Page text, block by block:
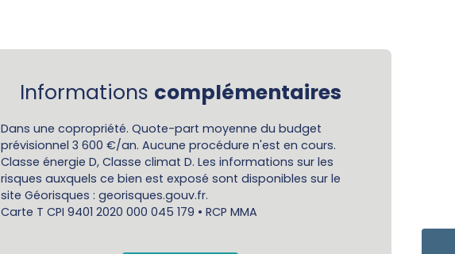
Informations complémentaires
Dans une copropriété. Quote-part moyenne du budget
prévisionnel 3 600 €/an. Aucune procédure n'est en cours.
Classe énergie D, Classe climat D. Les informations sur les
risques auxquels ce bien est exposé sont disponibles sur le
site Géorisques : georisques.gouv.fr.
Carte T CPI 9401 2020 000 045 179 • RCP MMA